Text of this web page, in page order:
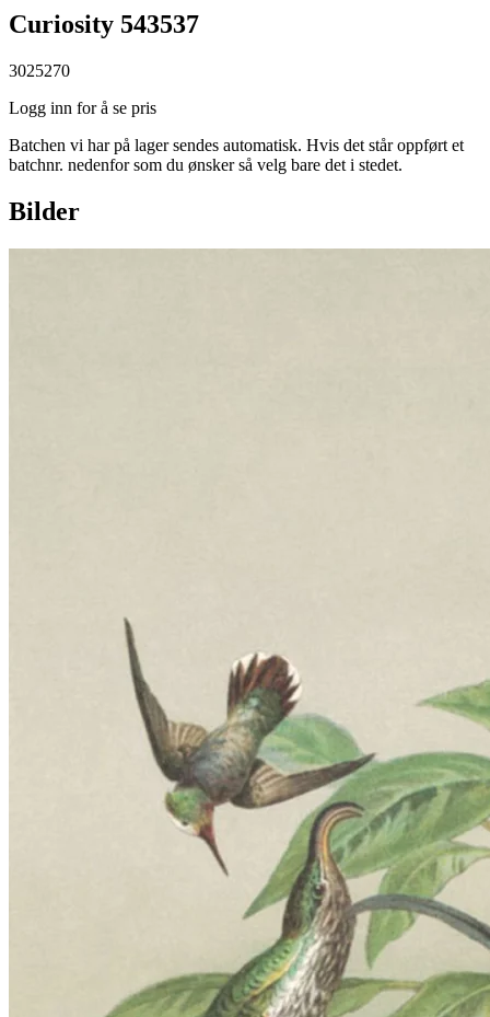
Curiosity 543537
3025270
Logg inn for å se pris
Batchen vi har på lager sendes automatisk. Hvis det står oppført et
batchnr. nedenfor som du ønsker så velg bare det i stedet.
Bilder